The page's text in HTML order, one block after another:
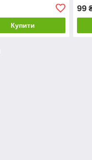
Купити
99